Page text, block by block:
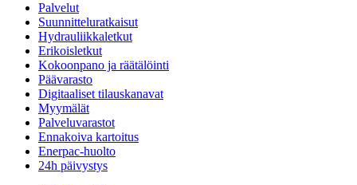
Palvelut
Suunnitteluratkaisut
Hydrauliikkaletkut
Erikoisletkut
Kokoonpano ja räätälöinti
Päävarasto
Digitaaliset tilauskanavat
Myymälät
Palveluvarastot
Ennakoiva kartoitus
Enerpac-huolto
24h päivystys